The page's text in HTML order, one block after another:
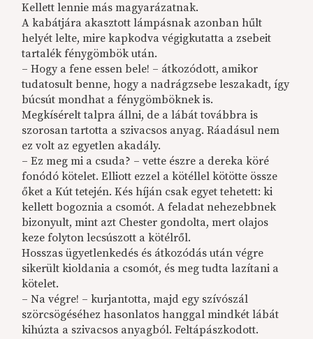
Kellett lennie más magyarázatnak.
A kabátjára akasztott lámpásnak azonban hűlt
helyét lelte, mire kapkodva végigkutatta a zsebeit
tartalék fénygömbök után.
– Hogy a fene essen bele! – átkozódott, amikor
tudatosult benne, hogy a nadrágzsebe leszakadt, így
búcsút mondhat a fénygömböknek is.
Megkísérelt talpra állni, de a lábát továbbra is
szorosan tartotta a szivacsos anyag. Ráadásul nem
ez volt az egyetlen akadály.
– Ez meg mi a csuda? – vette észre a dereka köré
fonódó kötelet. Elliott ezzel a kötéllel kötötte össze
őket a Kút tetején. Kés híján csak egyet tehetett: ki
kellett bogoznia a csomót. A feladat nehezebbnek
bizonyult, mint azt Chester gondolta, mert olajos
keze folyton lecsúszott a kötélről.
Hosszas ügyetlenkedés és átkozódás után végre
sikerült kioldania a csomót, és meg tudta lazítani a
kötelet.
– Na végre! – kurjantotta, majd egy szívószál
szörcsögéséhez hasonlatos hanggal mindkét lábát
kihúzta a szivacsos anyagból. Feltápászkodott.